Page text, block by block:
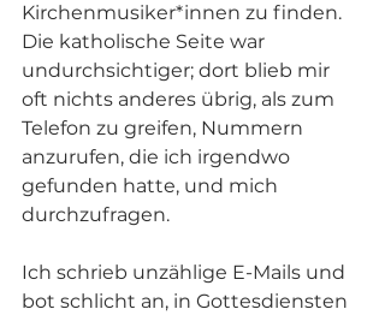
Kirchenmusiker*innen zu finden.
Die katholische Seite war
undurchsichtiger; dort blieb mir
oft nichts anderes übrig, als zum
Telefon zu greifen, Nummern
anzurufen, die ich irgendwo
gefunden hatte, und mich
durchzufragen.
Ich schrieb unzählige E-Mails und
bot schlicht an, in Gottesdiensten